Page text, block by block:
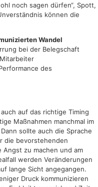
noch sagen dürfen“, Spott,
können die
Wandel
bei der Belegschaft
des
auf das richtige Timing
Maßnahmen manchmal im
sollte auch die Sprache
die bevorstehenden
zu machen und am
werden Veränderungen
lange Sicht angegangen.
Druck kommunizieren